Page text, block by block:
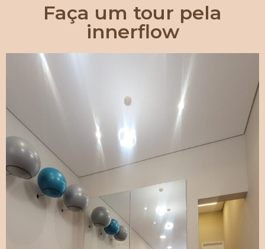
Faça um tour pela
innerflow